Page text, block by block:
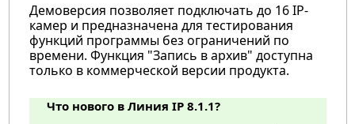
Демоверсия позволяет подключать до 16 IP-
камер и предназначена для тестирования
функций программы без ограничений по
времени. Функция "Запись в архив" доступна
только в коммерческой версии продукта.
Что нового в Линия IP 8.1.1?